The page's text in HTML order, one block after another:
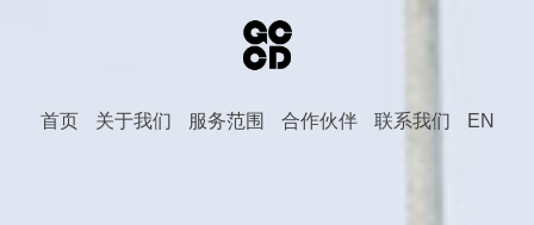
首页 关于我们 服务范围 合作伙伴 联系我们 EN